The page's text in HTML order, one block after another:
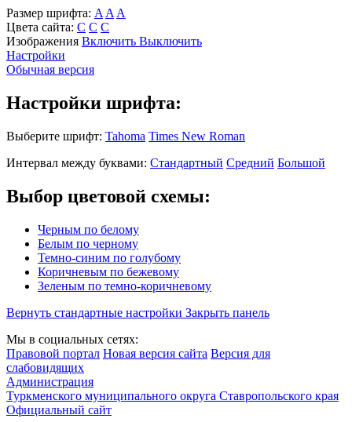
Размер шрифта: A A A
Цвета сайта: С С С
Изображения Включить Выключить
Настройки
Обычная версия
Настройки шрифта:
Выберите шрифт: Tahoma Times New Roman
Интервал между буквами: Стандартный Средний Большой
Выбор цветовой схемы:
Черным по белому
Белым по черному
Темно-синим по голубому
Коричневым по бежевому
Зеленым по темно-коричневому
Вернуть стандартные настройки Закрыть панель
Мы в социальных сетях:
Правовой портал Новая версия сайта Версия для
слабовидящих
Администрация
Туркменского муниципального округа Ставропольского края
Официальный сайт